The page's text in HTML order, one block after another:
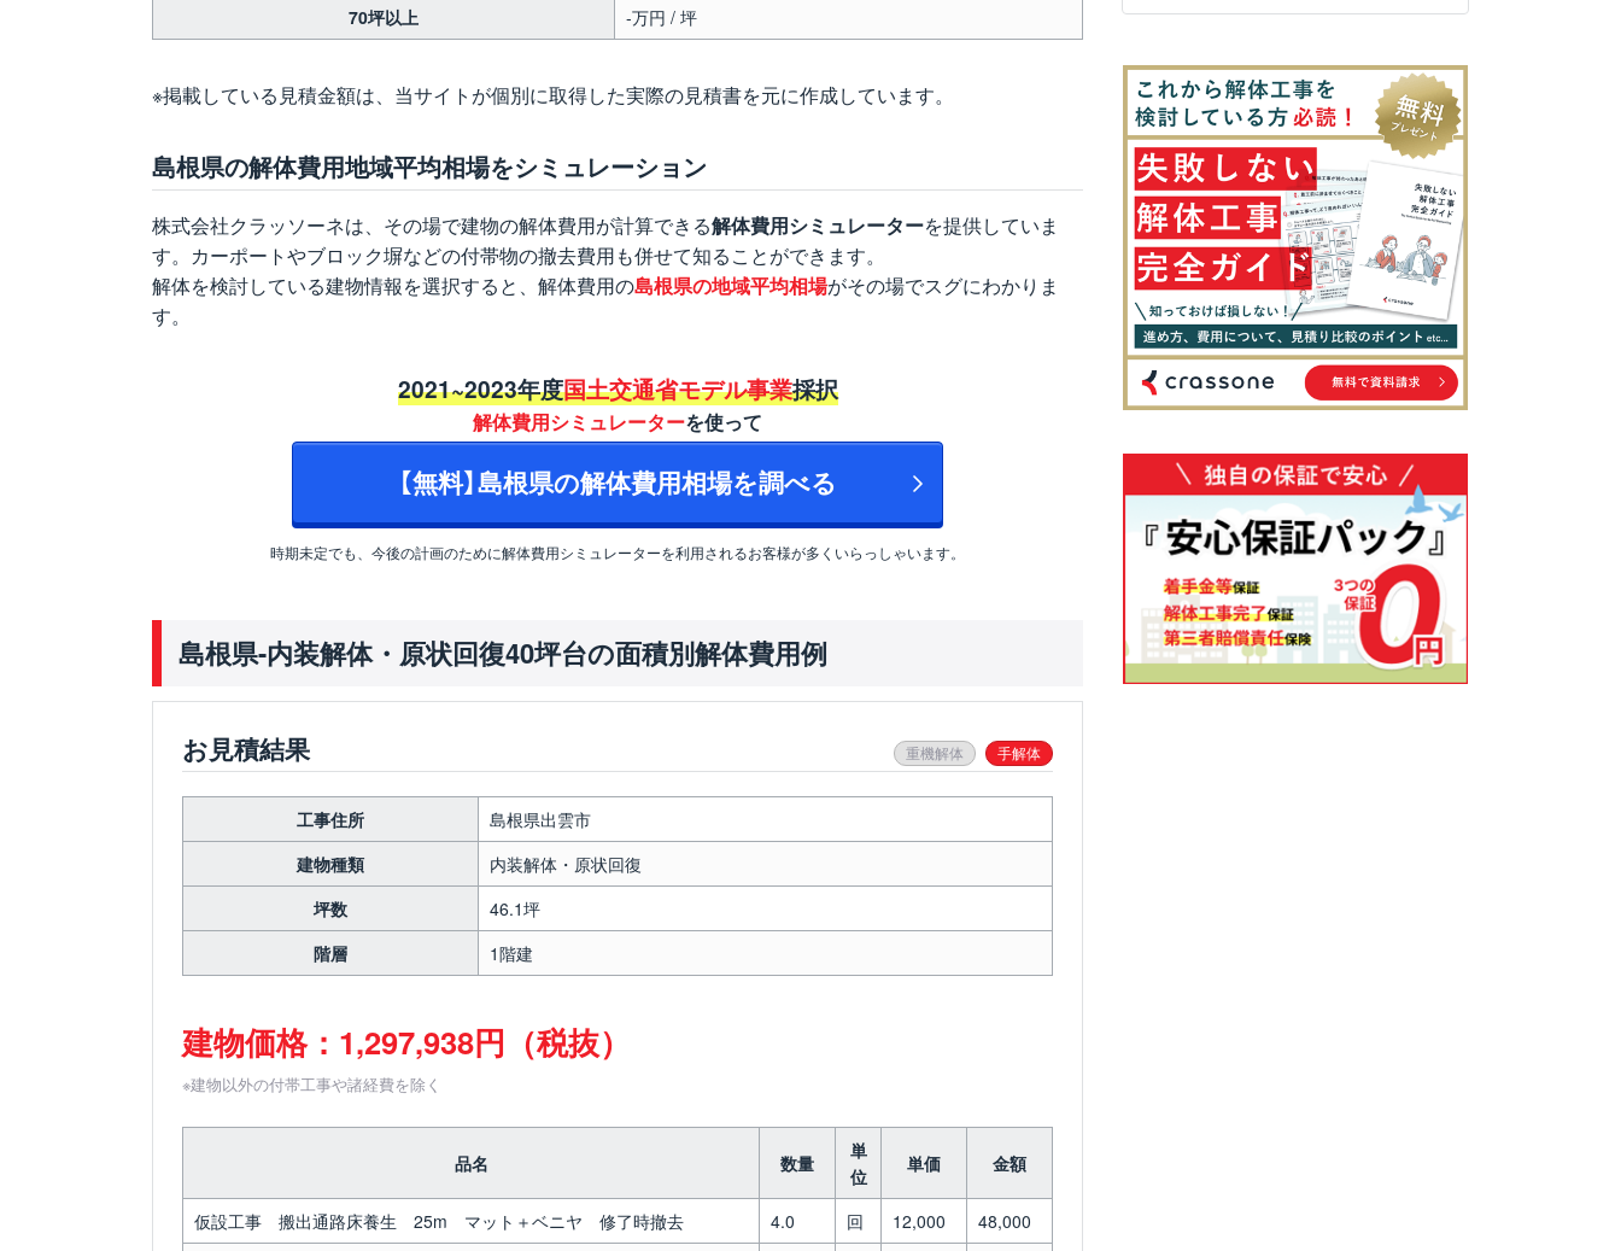
70坪以上
-万円 / 坪
※掲載している見積金額は、当サイトが個別に取得した実際の見積書を元に作成しています。
島根県の解体費用地域平均相場をシミュレーション
株式会社クラッソーネは、その場で建物の解体費用が計算できる解体費用シミュレーターを提供していま
す。カーポートやブロック塀などの付帯物の撤去費用も併せて知ることができます。
解体を検討している建物情報を選択すると、解体費用の島根県の地域平均相場がその場でスグにわかりま
す。
2021~2023年度国土交通省モデル事業採択
解体費用シミュレーターを使って
【無料】島根県の解体費用相場を調べる
時期未定でも、今後の計画のために解体費用シミュレーターを利用されるお客様が多くいらっしゃいます。
島根県-内装解体・原状回復40坪台の面積別解体費用例
お見積結果 重機解体 手解体
工事住所
島根県出雲市
建物種類
内装解体・原状回復
坪数
46.1坪
階層
1階建
建物価格：1,297,938円（税抜）
※建物以外の付帯工事や諸経費を除く
品名 数量
単
位
単価 金額
仮設工事 搬出通路床養生 25m マット＋ベニヤ 修了時撤去 4.0 回 12,000
48,000